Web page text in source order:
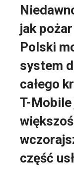
jak
Polski
system
całego
T-Mobile
część